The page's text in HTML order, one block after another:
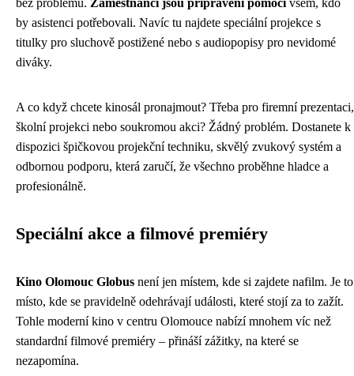
bez problémů. Zaměstnanci jsou připraveni pomoci všem, kdo
by asistenci potřebovali. Navíc tu najdete speciální projekce s
titulky pro sluchově postižené nebo s audiopopisy pro nevidomé
diváky.
A co když chcete kinosál pronajmout? Třeba pro firemní prezentaci,
školní projekci nebo soukromou akci? Žádný problém. Dostanete k
dispozici špičkovou projekční techniku, skvělý zvukový systém a
odbornou podporu, která zaručí, že všechno proběhne hladce a
profesionálně.
Speciální akce a filmové premiéry
Kino Olomouc Globus není jen místem, kde si zajdete nafilm. Je to
místo, kde se pravidelně odehrávají události, které stojí za to zažít.
Tohle moderní kino v centru Olomouce nabízí mnohem víc než
standardní filmové premiéry – přináší zážitky, na které se
nezapomína.